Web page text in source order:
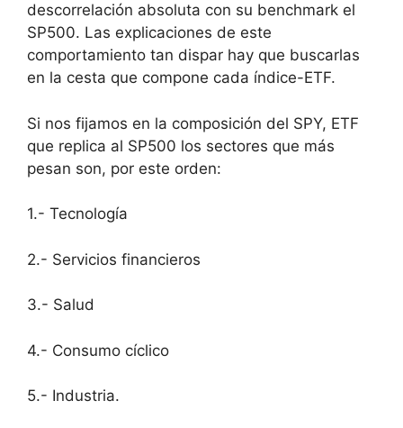
descorrelación absoluta con su benchmark el
SP500. Las explicaciones de este
comportamiento tan dispar hay que buscarlas
en la cesta que compone cada índice-ETF.
Si nos fijamos en la composición del SPY, ETF
que replica al SP500 los sectores que más
pesan son, por este orden:
1.- Tecnología
2.- Servicios financieros
3.- Salud
4.- Consumo cíclico
5.- Industria.